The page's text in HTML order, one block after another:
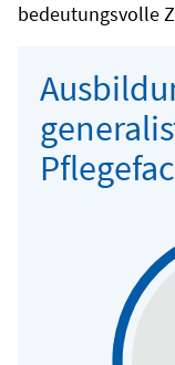
bedeutungsvolle